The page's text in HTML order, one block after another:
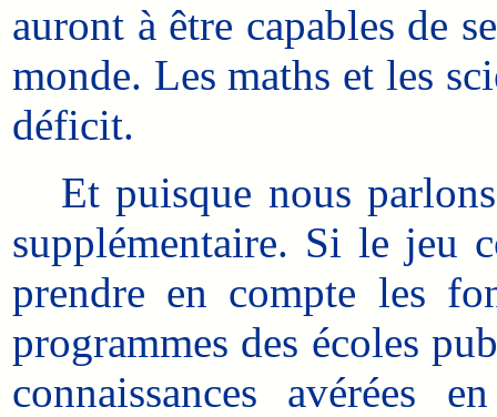
auront à être capables de
monde. Les maths et les
déficit.
Et puisque nous
supplémentaire. Si le jeu
prendre en compte les
programmes des écoles
connaissances avérées